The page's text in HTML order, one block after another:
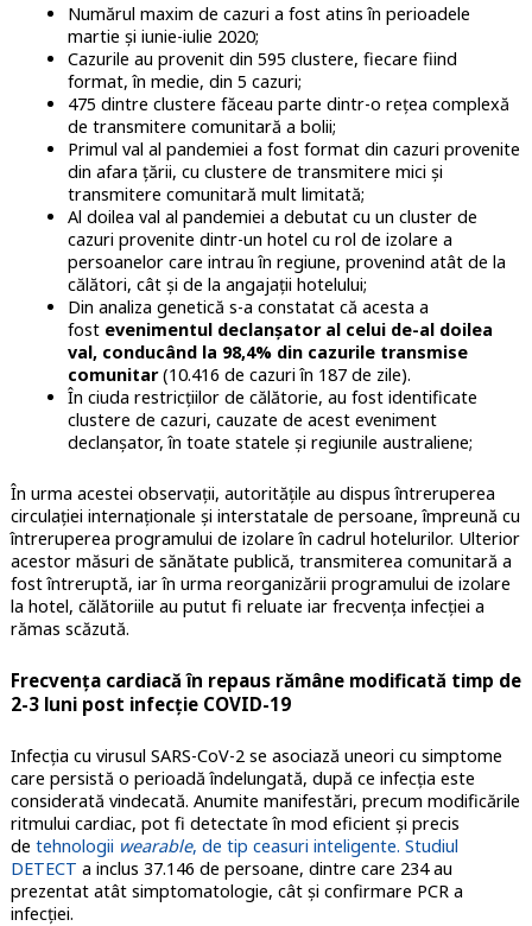
Numărul maxim de cazuri a fost atins în perioadele
martie și iunie-iulie 2020;
Cazurile au provenit din 595 clustere, fiecare fiind
format, în medie, din 5 cazuri;
475 dintre clustere făceau parte dintr-o rețea complexă
de transmitere comunitară a bolii;
Primul val al pandemiei a fost format din cazuri provenite
din afara țării, cu clustere de transmitere mici și
transmitere comunitară mult limitată;
Al doilea val al pandemiei a debutat cu un cluster de
cazuri provenite dintr-un hotel cu rol de izolare a
persoanelor care intrau în regiune, provenind atât de la
călători, cât și de la angajații hotelului;
Din analiza genetică s-a constatat că acesta a
fostevenimentul declanșator al celui de-al doilea
val, conducând la 98,4% din cazurile transmise
comunitar(10.416 de cazuri în 187 de zile).
În ciuda restricțiilor de călătorie, au fost identificate
clustere de cazuri, cauzate de acest eveniment
declanșator, în toate statele și regiunile australiene;
În urma acestei observații, autoritățile au dispus întreruperea
circulației internaționale și interstatale de persoane, împreună cu
întreruperea programului de izolare în cadrul hotelurilor. Ulterior
acestor măsuri de sănătate publică, transmiterea comunitară a
fost întreruptă, iar în urma reorganizării programului de izolare
la hotel, călătoriile au putut fi reluate iar frecvența infecției a
rămas scăzută.
Frecvența cardiacă în repaus rămâne modificată timp de
2-3 luni post infecție COVID-19
Infecția cu virusul SARS-CoV-2 se asociază uneori cu simptome
care persistă o perioadă îndelungată, după ce infecția este
considerată vindecată. Anumite manifestări, precum modificările
ritmului cardiac, pot fi detectate în mod eficient și precis
de tehnologii wearable, de tip ceasuri inteligente. Studiul
DETECT a inclus 37.146 de persoane, dintre care 234 au
prezentat atât simptomatologie, cât și confirmare PCR a
infecției.